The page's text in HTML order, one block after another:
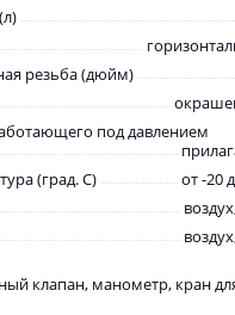
резьба (дюйм)
под давлением
(град. C)
от -20
клапан, манометр, кран